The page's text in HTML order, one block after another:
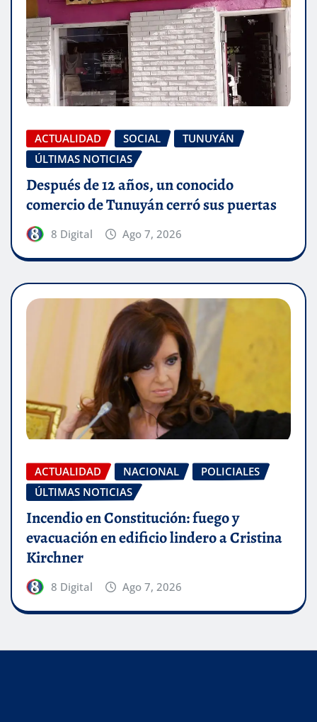
ACTUALIDAD SOCIAL
TUNUYÁN
ÚLTIMAS NOTICIAS
Después de 12 años, un conocido
comercio de Tunuyán cerró sus puertas
8 Digital Ago 7, 2026
ACTUALIDAD NACIONAL
POLICIALES
ÚLTIMAS NOTICIAS
Incendio en Constitución: fuego y
evacuación en edificio lindero a Cristina
Kirchner
8 Digital Ago 7, 2026